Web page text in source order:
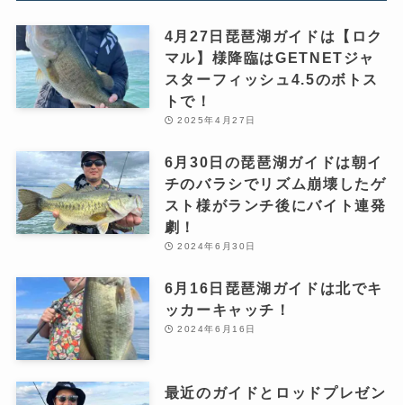
4月27日琵琶湖ガイドは【ロク
マル】様降臨はGETNETジャ
スターフィッシュ4.5のボトス
トで！
2025年4月27日
6月30日の琵琶湖ガイドは朝イ
チのバラシでリズム崩壊したゲ
スト様がランチ後にバイト連発
劇！
2024年6月30日
6月16日琵琶湖ガイドは北でキ
ッカーキャッチ！
2024年6月16日
最近のガイドとロッドプレゼン